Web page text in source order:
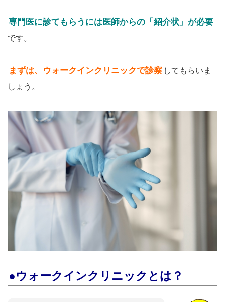
専門医に診てもらうには医師からの「紹介状」が必要
です。
まずは、ウォークインクリニックで診察 してもらいま
しょう。
●ウォークインクリニックとは？